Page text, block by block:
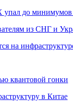
упал до минимумов
из СНГ и
на
квантовой гонки
в Китае